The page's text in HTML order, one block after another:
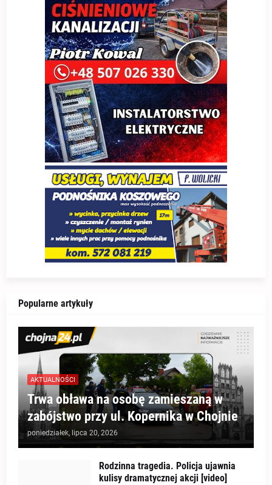
Popularne artykuły
AKTUALNOŚCI
Trwa obława na osobę zamieszaną w
zabójstwo przy ul. Kopernika w Chojnie
poniedziałek, lipca 20, 2026
Rodzinna tragedia. Policja ujawnia
kulisy dramatycznej akcji [video]